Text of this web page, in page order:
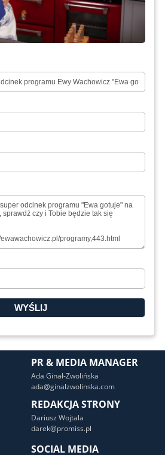
PR & MEDIA MANAGER
Ada Ginał-Zwolińska
ada@ginalzwolinska.com
REDAKCJA STRONY
Dariusz Wojtala
darek@promiss.pl
SOCIAL MEDIA